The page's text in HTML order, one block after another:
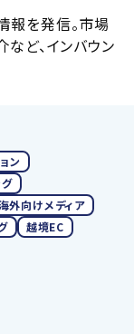
報を発信。市場
ど、インバウン
ン
外向けメディア
越境EC